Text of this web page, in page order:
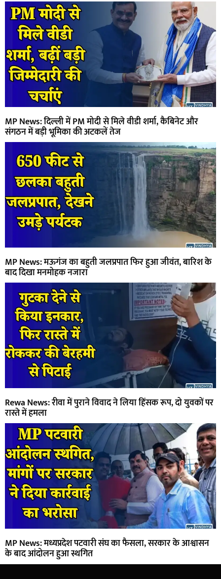
MP News: दिल्ली में PM मोदी से मिले वीडी शर्मा, कैबिनेट और
संगठन में बड़ी भूमिका की अटकलें तेज
MP News: मऊगंज का बहुती जलप्रपात फिर हुआ जीवंत, बारिश के
बाद दिखा मनमोहक नजारा
Rewa News: रीवा में पुराने विवाद ने लिया हिंसक रूप, दो युवकों पर
रास्ते में हमला
MP News: मध्यप्रदेश पटवारी संघ का फैसला, सरकार के आश्वासन
के बाद आंदोलन हुआ स्थगित